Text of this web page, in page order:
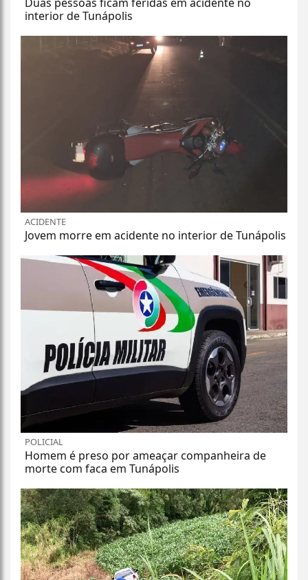
interior de Tunápolis
ACIDENTE
Jovem morre em acidente no interior de Tunápolis
POLICIAL
Homem é preso por ameaçar companheira de
morte com faca em Tunápolis